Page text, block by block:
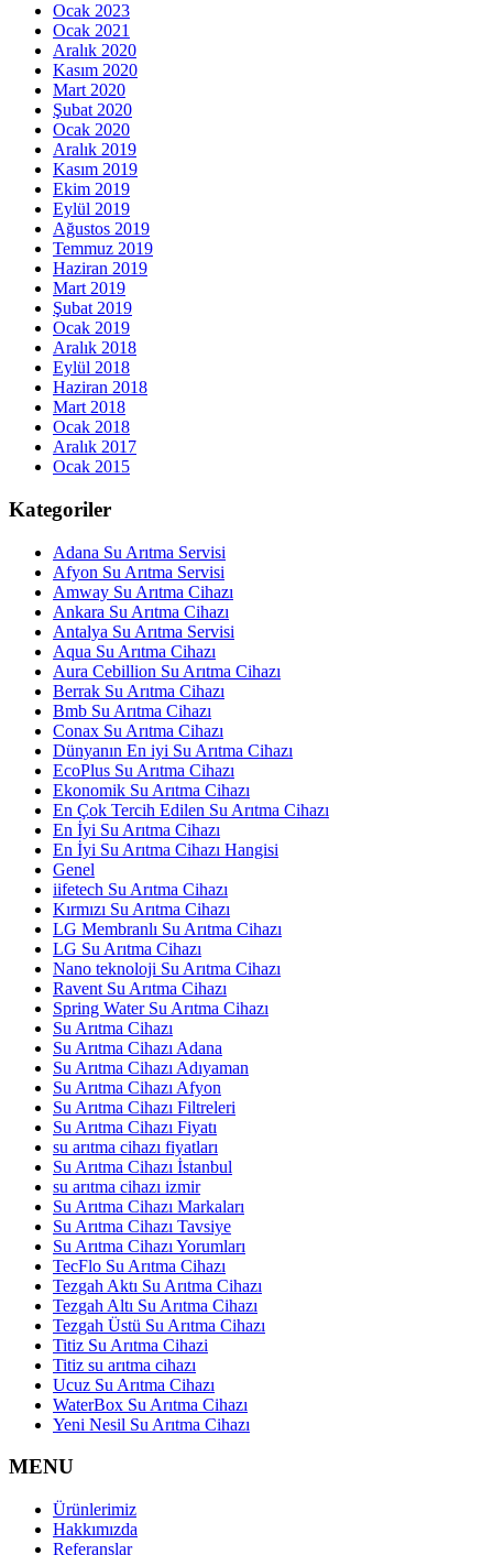
Ocak 2023
Ocak 2021
Aralık 2020
Kasım 2020
Mart 2020
Şubat 2020
Ocak 2020
Aralık 2019
Kasım 2019
Ekim 2019
Eylül 2019
Ağustos 2019
Temmuz 2019
Haziran 2019
Mart 2019
Şubat 2019
Ocak 2019
Aralık 2018
Eylül 2018
Haziran 2018
Mart 2018
Ocak 2018
Aralık 2017
Ocak 2015
Kategoriler
Adana Su Arıtma Servisi
Afyon Su Arıtma Servisi
Amway Su Arıtma Cihazı
Ankara Su Arıtma Cihazı
Antalya Su Arıtma Servisi
Aqua Su Arıtma Cihazı
Aura Cebillion Su Arıtma Cihazı
Berrak Su Arıtma Cihazı
Bmb Su Arıtma Cihazı
Conax Su Arıtma Cihazı
Dünyanın En iyi Su Arıtma Cihazı
EcoPlus Su Arıtma Cihazı
Ekonomik Su Arıtma Cihazı
En Çok Tercih Edilen Su Arıtma Cihazı
En İyi Su Arıtma Cihazı
En İyi Su Arıtma Cihazı Hangisi
Genel
iifetech Su Arıtma Cihazı
Kırmızı Su Arıtma Cihazı
LG Membranlı Su Arıtma Cihazı
LG Su Arıtma Cihazı
Nano teknoloji Su Arıtma Cihazı
Ravent Su Arıtma Cihazı
Spring Water Su Arıtma Cihazı
Su Arıtma Cihazı
Su Arıtma Cihazı Adana
Su Arıtma Cihazı Adıyaman
Su Arıtma Cihazı Afyon
Su Arıtma Cihazı Filtreleri
Su Arıtma Cihazı Fiyatı
su arıtma cihazı fiyatları
Su Arıtma Cihazı İstanbul
su arıtma cihazı izmir
Su Arıtma Cihazı Markaları
Su Arıtma Cihazı Tavsiye
Su Arıtma Cihazı Yorumları
TecFlo Su Arıtma Cihazı
Tezgah Aktı Su Arıtma Cihazı
Tezgah Altı Su Arıtma Cihazı
Tezgah Üstü Su Arıtma Cihazı
Titiz Su Arıtma Cihazi
Titiz su arıtma cihazı
Ucuz Su Arıtma Cihazı
WaterBox Su Arıtma Cihazı
Yeni Nesil Su Arıtma Cihazı
MENU
Ürünlerimiz
Hakkımızda
Referanslar